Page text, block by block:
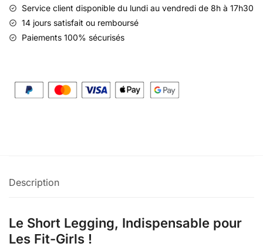
Service client disponible du lundi au vendredi de 8h à 17h30
14 jours satisfait ou remboursé
Paiements 100% sécurisés
Description
Le Short Legging, Indispensable pour
Les Fit-Girls !